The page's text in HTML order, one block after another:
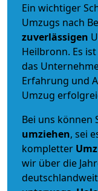
Ein wichtiger
Umzugs nach
zuverlässigen
Heilbronn. Es
das
Erfahrung und
Umzug
Bei uns können
umziehen, sei
kompletter
wir über die